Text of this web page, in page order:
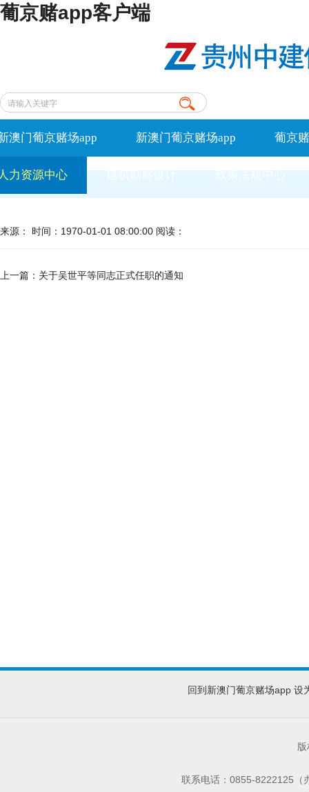
葡京赌app客户端
澳门葡京赌场app 新澳门葡京赌场app 葡京
力资源中心 建筑勘察设计 政策法规中心
来源： 时间：1970-01-01 08:00:00 阅读：
上一篇： 关于吴世平等同志正式任职的通知
回到新澳门葡京赌场app 设
联系电话：0855-8222125（